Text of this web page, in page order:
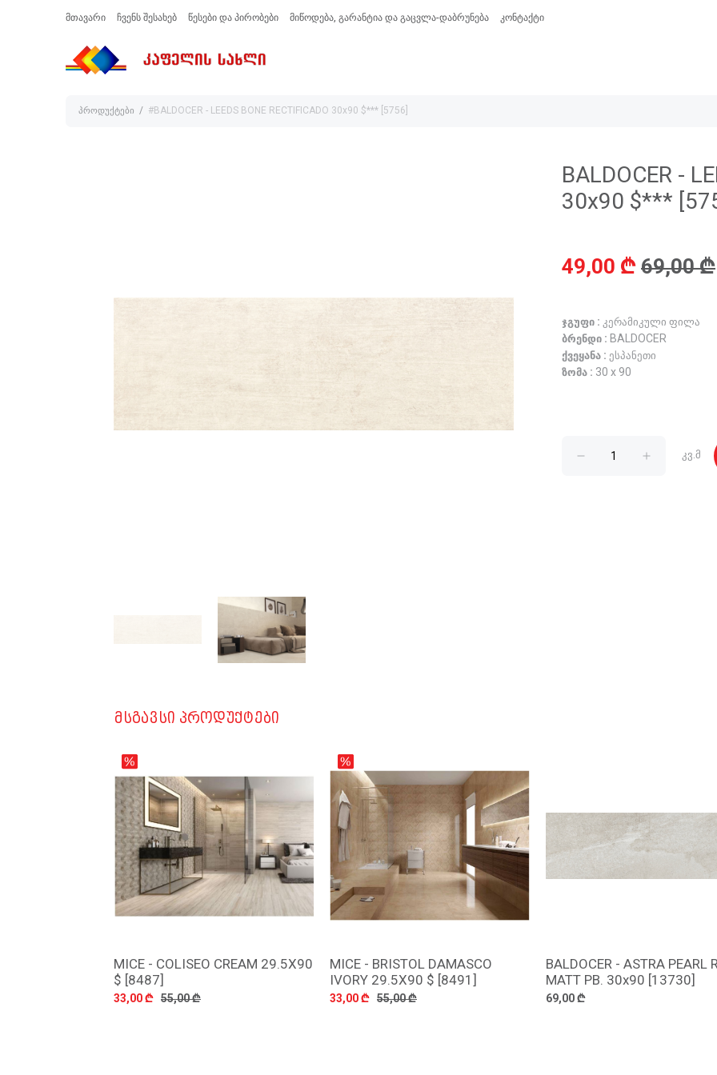
მთავარი ჩვენს შესახებ წესები და პირობები მიწოდება, გარანტია და გაცვლა-დაბრუნება კონტაქტი
პროდუქტები #BALDOCER - LEEDS BONE RECTIFICADO 30x90 $*** [5756]
BALDOCER -
30x90 $***
49,00 ₾ 69,00 ₾
ჯგუფი : კერამიკული ფილა
ბრენდი : BALDOCER
ქვეყანა : ესპანეთი
ზომა : 30 x 90
კვ.მ
ᲛᲡᲒᲐᲕᲡᲘ ᲞᲠᲝᲓᲣᲥᲢᲔᲑᲘ
დამატება
MICE - COLISEO CREAM 29.5X90
$ [8487]
33,00 ₾ 55,00 ₾
დამატება
MICE - BRISTOL DAMASCO
IVORY 29.5X90 $ [8491]
33,00 ₾ 55,00 ₾
დამატება
BALDOCER - ASTRA PEARL
MATT PB. 30x90 [13730]
69,00 ₾